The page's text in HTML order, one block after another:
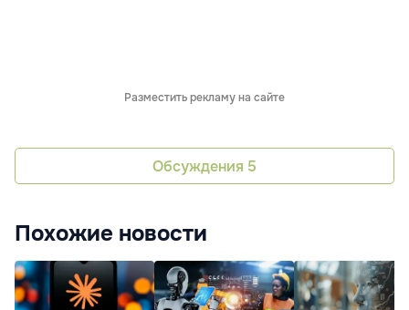
Разместить рекламу на сайте
Обсуждения 5
Похожие новости